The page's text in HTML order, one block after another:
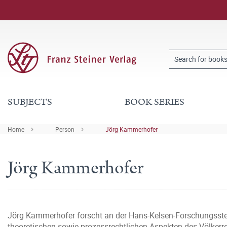
SUBJECTS BOOK SERIES
Home Person Jörg Kammerhofer
Jörg Kammerhofer
Jörg Kammerhofer forscht an der Hans-Kelsen-